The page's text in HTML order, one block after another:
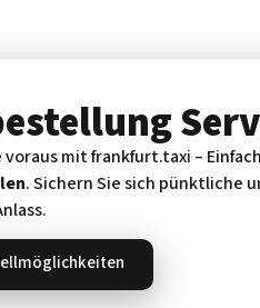
voraus mit frankfurt.taxi –
. Sichern Sie sich pünktliche